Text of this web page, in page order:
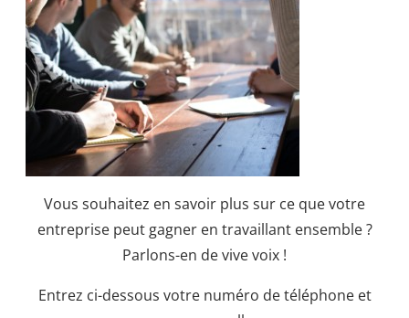
Vous souhaitez en savoir plus sur ce que votre
entreprise peut gagner en travaillant ensemble ?
Parlons-en de vive voix !
Entrez ci-dessous votre numéro de téléphone et